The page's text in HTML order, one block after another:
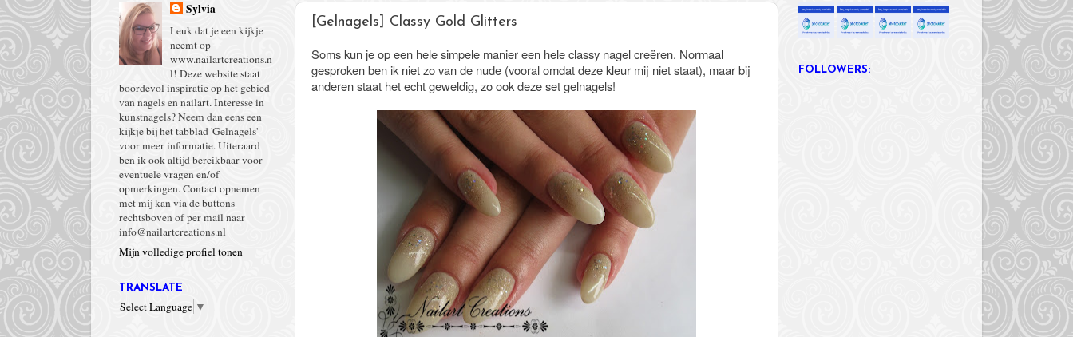
[Gelnagels] Classy Gold Glitters
Soms kun je op een hele simpele manier een hele classy nagel creëren. Normaal
gesproken ben ik niet zo van de nude (vooral omdat deze kleur mij niet staat), maar bij
anderen staat het echt geweldig, zo ook deze set gelnagels!
Sylvia
Leuk dat je een kijkje
neemt op
www.nailartcreations.n
l! Deze website staat
boordevol inspiratie op het gebied
van nagels en nailart. Interesse in
kunstnagels? Neem dan eens een
kijkje bij het tabblad 'Gelnagels'
voor meer informatie. Uiteraard
ben ik ook altijd bereikbaar voor
eventuele vragen en/of
opmerkingen. Contact opnemen
met mij kan via de buttons
rechtsboven of per mail naar
info@nailartcreations.nl
Mijn volledige profiel tonen
TRANSLATE
Select Language ▼
FOLLOWERS: